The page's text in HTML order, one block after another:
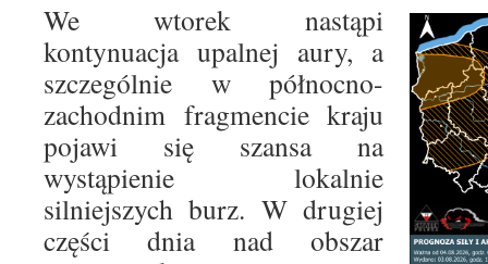
We wtorek nastąpi
kontynuacja upalnej aury, a
szczególnie w północno-
zachodnim fragmencie kraju
pojawi się szansa na
wystąpienie lokalnie
silniejszych burz. W drugiej
części dnia nad obszar